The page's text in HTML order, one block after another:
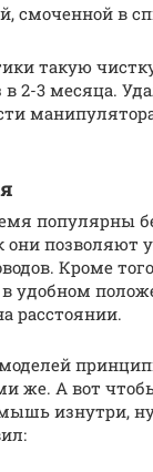
смоченной в
такую
в 2-3 месяца.
популярны
они позволяют
Кроме
удобном
расстоянии.
же. А вот
изнутри,